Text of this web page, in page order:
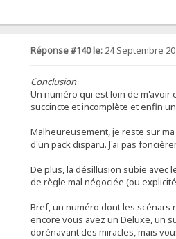
Réponse #140 le:24 Septembre
Conclusion
Un numéro qui est loin de m'avoir
succincte et incomplète et enfin
Malheureusement, je reste sur
d'un pack disparu. J'ai pas
De plus, la désillusion subie avec
de règle mal négociée (ou
Bref, un numéro dont les scénars
encore vous avez un Deluxe, un
dorénavant des miracles, mais